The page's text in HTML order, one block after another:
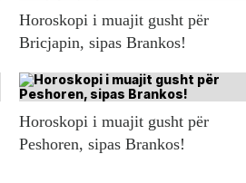
Horoskopi i muajit gusht për
Bricjapin, sipas Brankos!
Horoskopi i muajit gusht për
Peshoren, sipas Brankos!